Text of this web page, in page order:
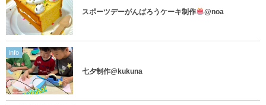
スポーツデーがんばろうケーキ制作 @noa
info
七夕制作@kukuna